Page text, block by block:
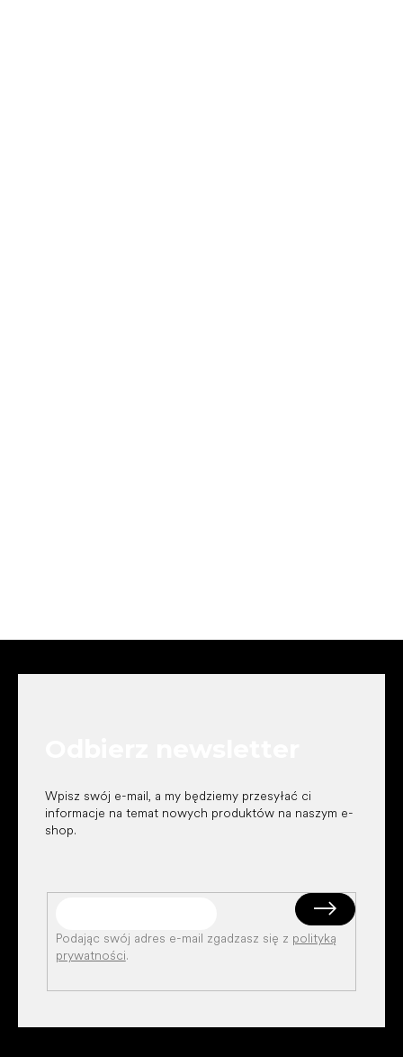
Wpisz swój e-mail, a my będziemy przesyłać ci
informacje na temat nowych produktów na naszym e-
shop.
Podając swój adres e-mail zgadzasz się z polityką
prywatności.